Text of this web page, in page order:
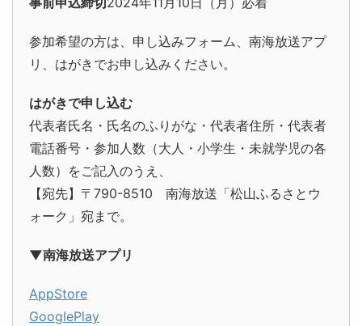
参加希望の方は、申し込みフォーム、南海放送アプ
リ、はがきでお申し込みください。
はがきで申し込む
代表者氏名・氏名のふりがな・代表者住所・代表者
電話番号・参加人数（大人・小学生・未就学児の各
人数）をご記入のうえ、
【宛先】〒790-8510 南海放送「松山ふるさとウ
ォーク」宛まで。
▼南海放送アプリ
AppStore
GooglePlay